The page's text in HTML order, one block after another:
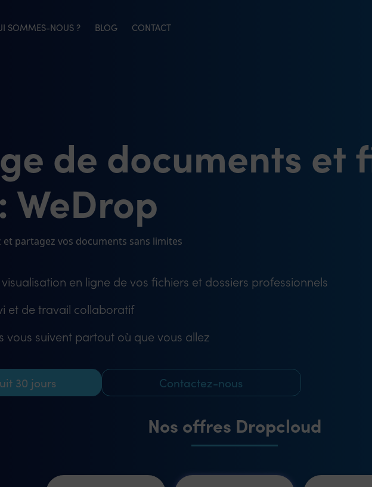
SOMMES-NOUS ? BLOG CONTACT
de documents et
WeDrop
et partagez vos documents sans limites
en ligne de vos fichiers et dossiers professionnels
et de travail collaboratif
vous suivent partout où que vous allez
30 jours Contactez-nous
Nos offres Dropcloud